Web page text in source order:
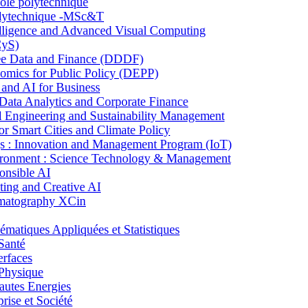
-MSc&T
and Advanced Visual Computing
Data and Finance (DDDF)
for Public Policy (DEPP)
AI for Business
Analytics and Corporate Finance
and Sustainability Management
Smart Cities and Climate Policy
Innovation and Management Program (IoT)
: Science Technology & Management
AI
and Creative AI
XCin
Appliquées et Statistiques
Energies
et Société